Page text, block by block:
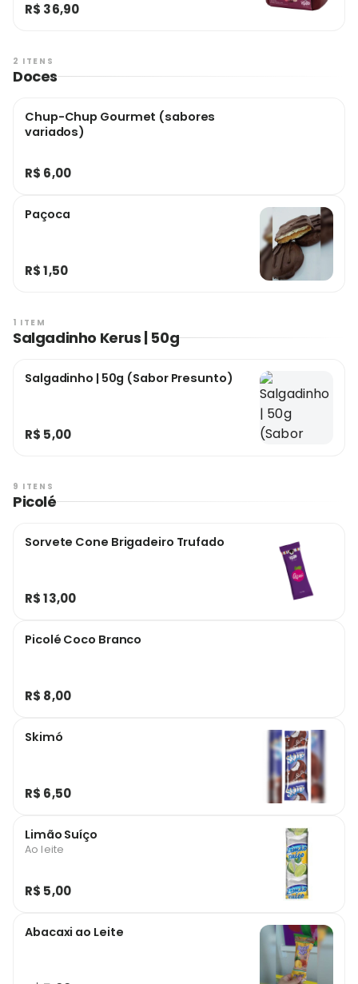
R$ 36,90
2 ITENS
Doces
Chup-Chup Gourmet (sabores
variados)
R$ 6,00
Paçoca
R$ 1,50
1 ITEM
Salgadinho Kerus | 50g
Salgadinho | 50g (Sabor Presunto)
R$ 5,00
9 ITENS
Picolé
Sorvete Cone Brigadeiro Trufado
R$ 13,00
Picolé Coco Branco
R$ 8,00
Skimó
R$ 6,50
Limão Suíço
Ao leite
R$ 5,00
Abacaxi ao Leite